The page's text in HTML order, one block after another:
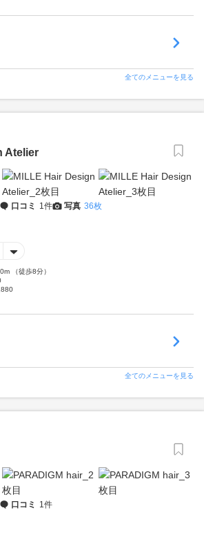
全てのメニューを見る
Atelier
口コミ 1件 写真 36枚
（徒歩8分）
全てのメニューを見る
口コミ 1件